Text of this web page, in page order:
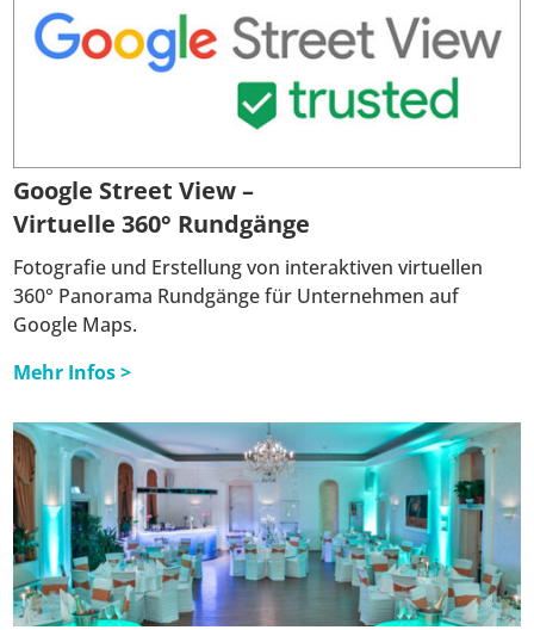
Google Street View –
Virtuelle 360° Rundgänge
Fotografie und Erstellung von interaktiven virtuellen
360° Panorama Rundgänge für Unternehmen auf
Google Maps.
Mehr Infos >